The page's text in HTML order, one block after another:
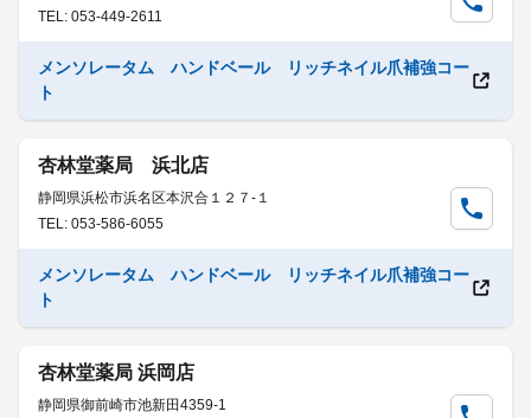
TEL: 053-449-2611
メンソレータム ハンドベール リッチネイル爪補強コー
ト
杏林堂薬局 浜北店
静岡県浜松市浜名区本沢合１２７-１
TEL: 053-586-6055
メンソレータム ハンドベール リッチネイル爪補強コー
ト
杏林堂薬局 浜岡店
静岡県御前崎市池新田4359-1